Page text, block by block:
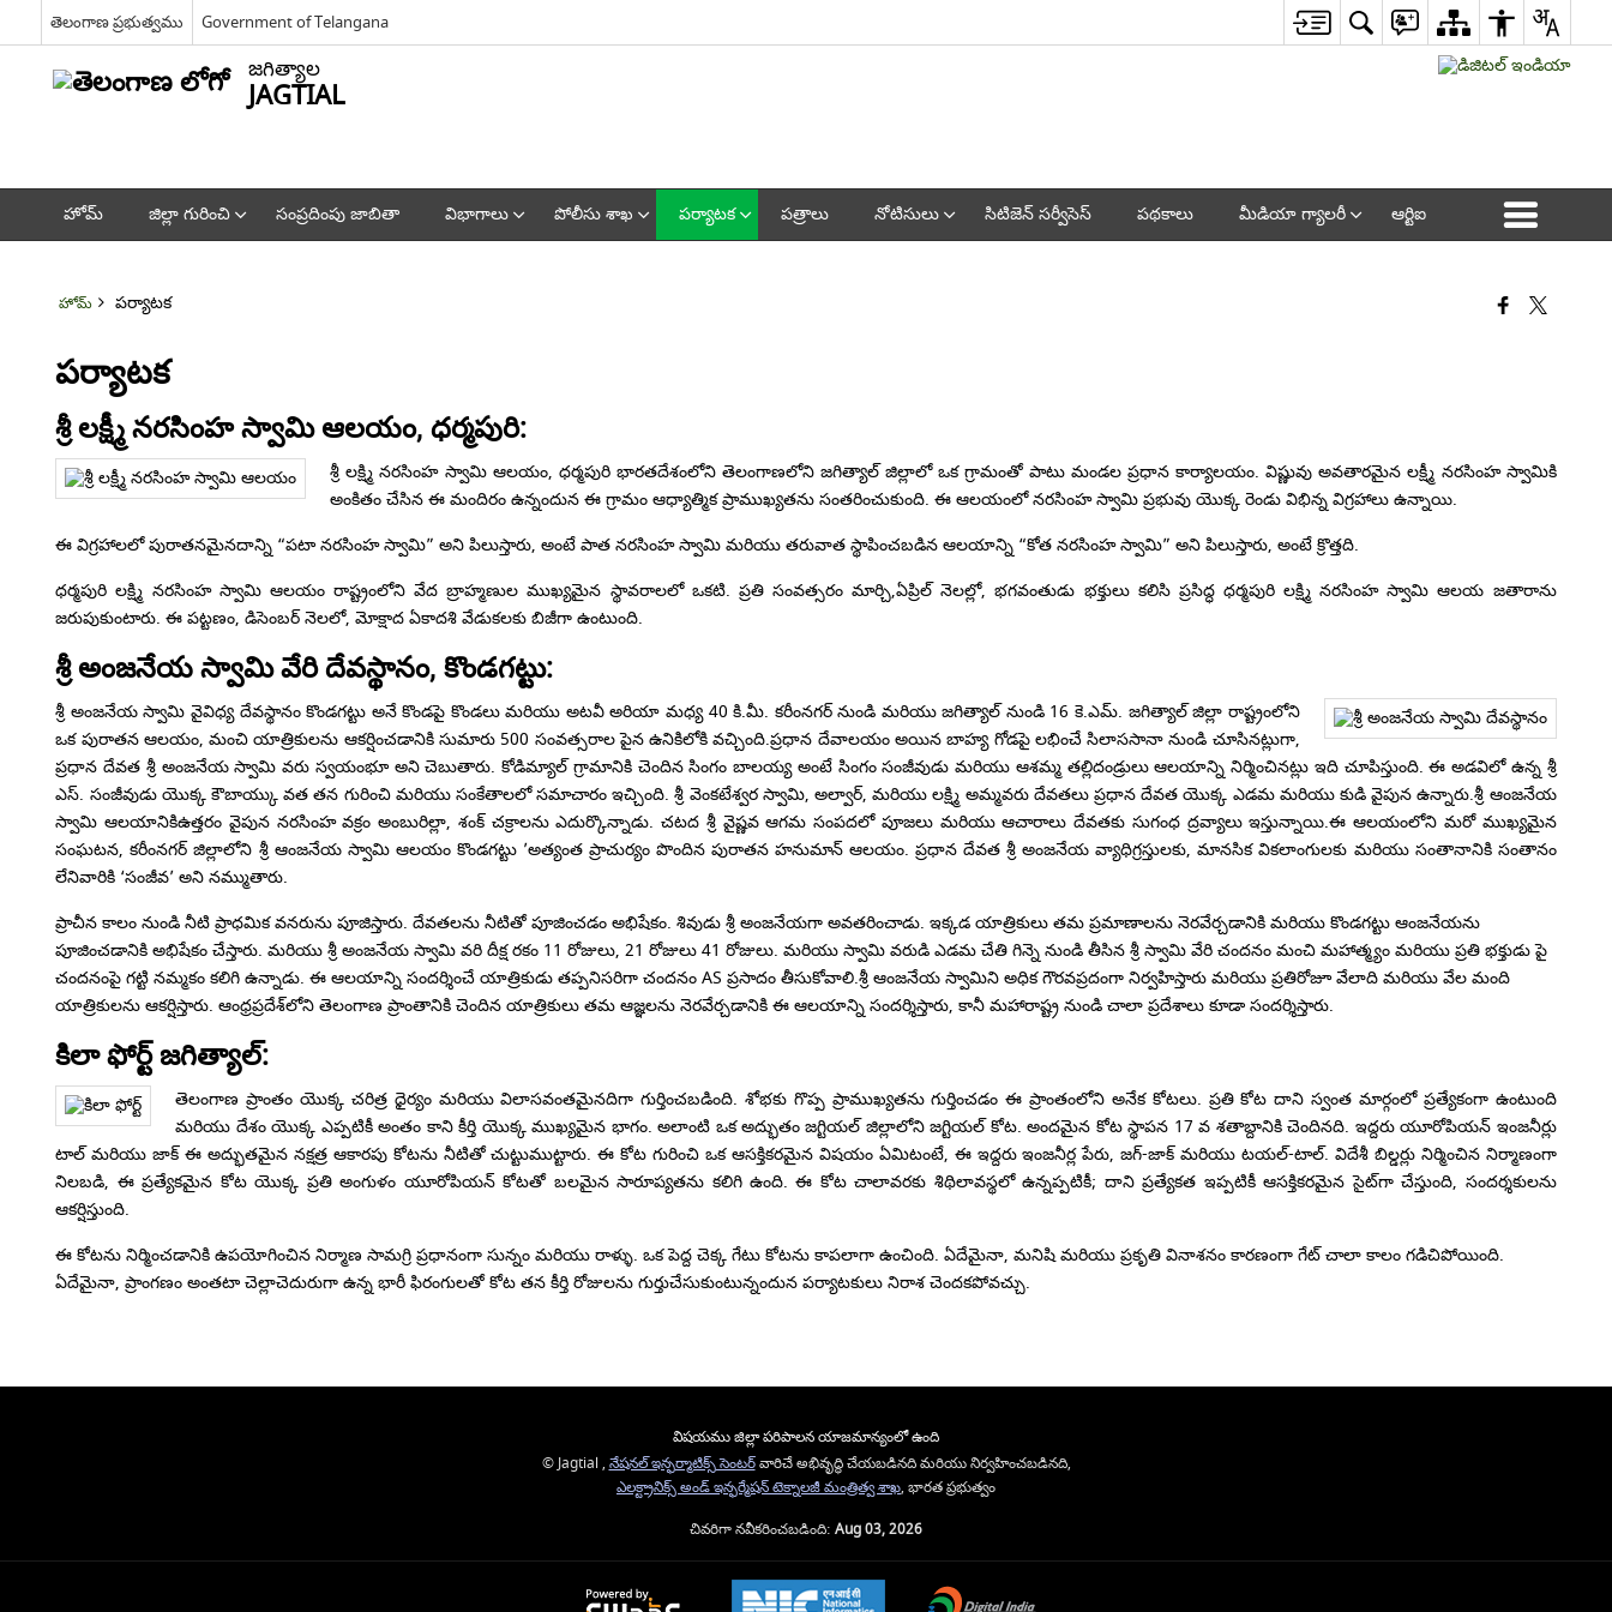
తెలంగాణ ప్రభుత్వము Government of Telangana
జగిత్యాల
JAGTIAL
హోమ్ జిల్లా గురించి సంప్రదింపు జాబితా విభాగాలు పోలీసు శాఖ పర్యాటక పత్రాలు నోటిసులు సిటిజెన్ సర్వీసెస్ పథకాలు మీడియా గ్యాలరీ ఆర్టిఐ
హోమ్ పర్యాటక
పర్యాటక
శ్రీ లక్ష్మీ నరసింహ స్వామి ఆలయం, ధర్మపురి:
శ్రీ లక్ష్మి నరసింహ స్వామి ఆలయం, ధర్మపురి భారతదేశంలోని తెలంగాణలోని జగిత్యాల్ జిల్లాలో ఒక గ్రామంతో పాటు మండల ప్రధాన కార్యాలయం. విష్ణువు అవతారమైన లక్ష్మీ నరసింహ స్వామికి
అంకితం చేసిన ఈ మందిరం ఉన్నందున ఈ గ్రామం ఆధ్యాత్మిక ప్రాముఖ్యతను సంతరించుకుంది. ఈ ఆలయంలో నరసింహ స్వామి ప్రభువు యొక్క రెండు విభిన్న విగ్రహాలు ఉన్నాయి.
ఈ విగ్రహాలలో పురాతనమైనదాన్ని “పటా నరసింహ స్వామి” అని పిలుస్తారు, అంటే పాత నరసింహ స్వామి మరియు తరువాత స్థాపించబడిన ఆలయాన్ని “కోత నరసింహ స్వామి” అని పిలుస్తారు, అంటే క్రొత్తది.
ధర్మపురి లక్ష్మి నరసింహ స్వామి ఆలయం రాష్ట్రంలోని వేద బ్రాహ్మణుల ముఖ్యమైన స్థావరాలలో ఒకటి. ప్రతి సంవత్సరం మార్చి,ఏప్రిల్ నెలల్లో, భగవంతుడు భక్తులు కలిసి ప్రసిద్ధ ధర్మపురి లక్ష్మి నరసింహ స్వామి ఆలయ జతారాను
జరుపుకుంటారు. ఈ పట్టణం, డిసెంబర్ నెలలో, మోక్షాద ఏకాదశి వేడుకలకు బిజీగా ఉంటుంది.
శ్రీ అంజనేయ స్వామి వేరి దేవస్థానం, కొండగట్టు:
శ్రీ అంజనేయ స్వామి వైవిధ్య దేవస్థానం కొండగట్టు అనే కొండపై కొండలు మరియు అటవీ అరియా మధ్య 40 కి.మీ. కరీంనగర్ నుండి మరియు జగిత్యాల్ నుండి 16 కె.ఎమ్. జగిత్యాల్ జిల్లా రాష్ట్రంలోని
ఒక పురాతన ఆలయం, మంచి యాత్రికులను ఆకర్షించడానికి సుమారు 500 సంవత్సరాల పైన ఉనికిలోకి వచ్చింది.ప్రధాన దేవాలయం అయిన బాహ్య గోడపై లభించే సిలాససానా నుండి చూసినట్లుగా,
ప్రధాన దేవత శ్రీ అంజనేయ స్వామి వరు స్వయంభూ అని చెబుతారు. కోడిమ్యాల్ గ్రామానికి చెందిన సింగం బాలయ్య అంటే సింగం సంజీవుడు మరియు ఆశమ్మ తల్లిదండ్రులు ఆలయాన్ని నిర్మించినట్లు ఇది చూపిస్తుంది. ఈ అడవిలో ఉన్న శ్రీ
ఎస్. సంజీవుడు యొక్క కౌబాయ్కు వత తన గురించి మరియు సంకేతాలలో సమాచారం ఇచ్చింది. శ్రీ వెంకటేశ్వర స్వామి, అల్వార్, మరియు లక్ష్మి అమ్మవరు దేవతలు ప్రధాన దేవత యొక్క ఎడమ మరియు కుడి వైపున ఉన్నారు.శ్రీ ఆంజనేయ
స్వామి ఆలయానికిఉత్తరం వైపున నరసింహ వక్రం అంబురిల్లా, శంక్ చక్రాలను ఎదుర్కొన్నాడు. చటద శ్రీ వైష్ణవ ఆగమ సంపదలో పూజలు మరియు ఆచారాలు దేవతకు సుగంధ ద్రవ్యాలు ఇస్తున్నాయి.ఈ ఆలయంలోని మరో ముఖ్యమైన
సంఘటన, కరీంనగర్ జిల్లాలోని శ్రీ ఆంజనేయ స్వామి ఆలయం కొండగట్టు ’అత్యంత ప్రాచుర్యం పొందిన పురాతన హనుమాన్ ఆలయం. ప్రధాన దేవత శ్రీ అంజనేయ వ్యాధిగ్రస్తులకు, మానసిక వికలాంగులకు మరియు సంతానానికి సంతానం
లేనివారికి ‘సంజీవ’ అని నమ్ముతారు.
ప్రాచీన కాలం నుండి నీటి ప్రాధమిక వనరును పూజిస్తారు. దేవతలను నీటితో పూజించడం అభిషేకం. శివుడు శ్రీ అంజనేయగా అవతరించాడు. ఇక్కడ యాత్రికులు తమ ప్రమాణాలను నెరవేర్చడానికి మరియు కొండగట్టు ఆంజనేయను
పూజించడానికి అభిషేకం చేస్తారు. మరియు శ్రీ అంజనేయ స్వామి వరి దీక్ష రకం 11 రోజులు, 21 రోజులు 41 రోజులు. మరియు స్వామి వరుడి ఎడమ చేతి గిన్నె నుండి తీసిన శ్రీ స్వామి వేరి చందనం మంచి మహాత్మ్యం మరియు ప్రతి భక్తుడు పై
చందనంపై గట్టి నమ్మకం కలిగి ఉన్నాడు. ఈ ఆలయాన్ని సందర్శించే యాత్రికుడు తప్పనిసరిగా చందనం AS ప్రసాదం తీసుకోవాలి.శ్రీ ఆంజనేయ స్వామిని అధిక గౌరవప్రదంగా నిర్వహిస్తారు మరియు ప్రతిరోజూ వేలాది మరియు వేల మంది
యాత్రికులను ఆకర్షిస్తారు. ఆంధ్రప్రదేశ్‌లోని తెలంగాణ ప్రాంతానికి చెందిన యాత్రికులు తమ ఆజ్ఞలను నెరవేర్చడానికి ఈ ఆలయాన్ని సందర్శిస్తారు, కానీ మహారాష్ట్ర నుండి చాలా ప్రదేశాలు కూడా సందర్శిస్తారు.
కిలా ఫోర్ట్ జగిత్యాల్:
తెలంగాణ ప్రాంతం యొక్క చరిత్ర ధైర్యం మరియు విలాసవంతమైనదిగా గుర్తించబడింది. శోభకు గొప్ప ప్రాముఖ్యతను గుర్తించడం ఈ ప్రాంతంలోని అనేక కోటలు. ప్రతి కోట దాని స్వంత మార్గంలో ప్రత్యేకంగా ఉంటుంది
మరియు దేశం యొక్క ఎప్పటికీ అంతం కాని కీర్తి యొక్క ముఖ్యమైన భాగం. అలాంటి ఒక అద్భుతం జగ్టియల్ జిల్లాలోని జగ్టియల్ కోట. అందమైన కోట స్థాపన 17 వ శతాబ్దానికి చెందినది. ఇద్దరు యూరోపియన్ ఇంజనీర్లు
టాల్ మరియు జాక్ ఈ అద్భుతమైన నక్షత్ర ఆకారపు కోటను నీటితో చుట్టుముట్టారు. ఈ కోట గురించి ఒక ఆసక్తికరమైన విషయం ఏమిటంటే, ఈ ఇద్దరు ఇంజనీర్ల పేరు, జగ్-జాక్ మరియు టయల్-టాల్. విదేశీ బిల్డర్లు నిర్మించిన నిర్మాణంగా
నిలబడి, ఈ ప్రత్యేకమైన కోట యొక్క ప్రతి అంగుళం యూరోపియన్ కోటతో బలమైన సారూప్యతను కలిగి ఉంది. ఈ కోట చాలావరకు శిథిలావస్థలో ఉన్నప్పటికీ; దాని ప్రత్యేకత ఇప్పటికీ ఆసక్తికరమైన సైట్‌గా చేస్తుంది, సందర్శకులను
ఆకర్షిస్తుంది.
ఈ కోటను నిర్మించడానికి ఉపయోగించిన నిర్మాణ సామగ్రి ప్రధానంగా సున్నం మరియు రాళ్ళు. ఒక పెద్ద చెక్క గేటు కోటను కాపలాగా ఉంచింది. ఏదేమైనా, మనిషి మరియు ప్రకృతి వినాశనం కారణంగా గేట్ చాలా కాలం గడిచిపోయింది.
ఏదేమైనా, ప్రాంగణం అంతటా చెల్లాచెదురుగా ఉన్న భారీ ఫిరంగులతో కోట తన కీర్తి రోజులను గుర్తుచేసుకుంటున్నందున పర్యాటకులు నిరాశ చెందకపోవచ్చు.
విషయము జిల్లా పరిపాలన యాజమాన్యంలో ఉంది
© Jagtial , నేషనల్ ఇన్ఫర్మాటిక్స్ సెంటర్వారిచే అభివృద్ధి చేయబడినది మరియు నిర్వహించబడినది,
ఎలక్ట్రానిక్స్ అండ్ ఇన్ఫర్మేషన్ టెక్నాలజీ మంత్రిత్వ శాఖ, భారత ప్రభుత్వం
చివరిగా నవీకరించబడింది: Aug 03, 2026